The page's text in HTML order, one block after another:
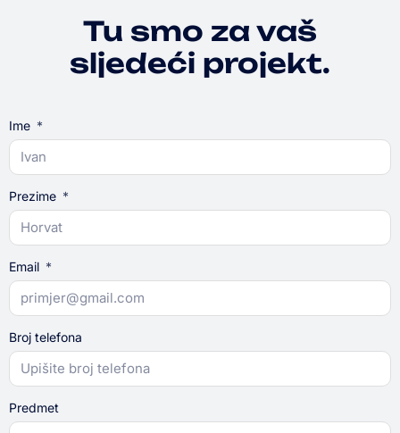
Tu smo za vaš
sljedeći projekt.
Ime
Prezime
Email
Broj telefona
Predmet